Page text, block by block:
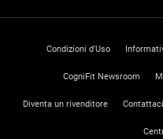
Condizioni d'Uso
CogniFit Newsroom
Diventa un rivenditore Contattaci